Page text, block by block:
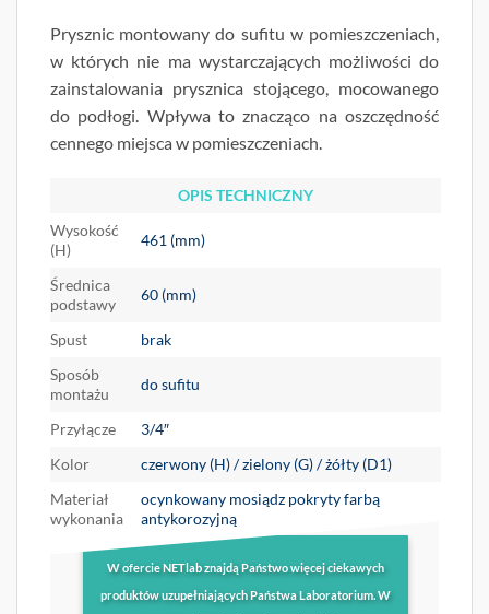
Prysznic montowany do sufitu w pomieszczeniach,
w których nie ma wystarczających możliwości do
zainstalowania prysznica stojącego, mocowanego
do podłogi. Wpływa to znacząco na oszczędność
cennego miejsca w pomieszczeniach.
OPIS TECHNICZNY
Wysokość
(H)
461 (mm)
Średnica
podstawy
60 (mm)
Spust
brak
Sposób
montażu
do sufitu
Przyłącze
3/4″
Kolor
czerwony (H) / zielony (G) / żółty (D1)
Materiał
wykonania
ocynkowany mosiądz pokryty farbą
antykorozyjną
W ofercie NETlab znajdą Państwo więcej ciekawych
produktów uzupełniających Państwa Laboratorium. W